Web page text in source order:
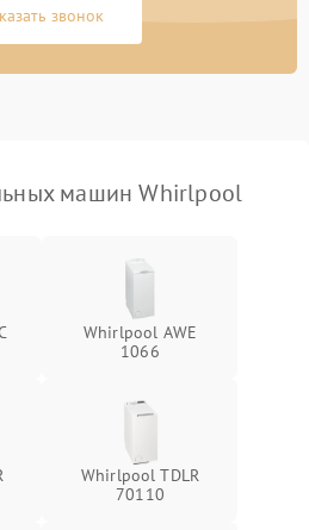
звонок
машин Whirlpool
Whirlpool AWE
1066
Whirlpool TDLR
70110